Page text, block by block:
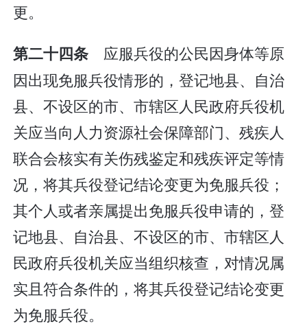
更。
第二十四条 应服兵役的公民因身体等原
因出现免服兵役情形的，登记地县、自治
县、不设区的市、市辖区人民政府兵役机
关应当向人力资源社会保障部门、残疾人
联合会核实有关伤残鉴定和残疾评定等情
况，将其兵役登记结论变更为免服兵役；
其个人或者亲属提出免服兵役申请的，登
记地县、自治县、不设区的市、市辖区人
民政府兵役机关应当组织核查，对情况属
实且符合条件的，将其兵役登记结论变更
为免服兵役。